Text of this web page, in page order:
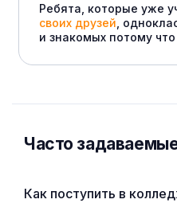
Ребята, которые уже
своих друзей ,
и знакомых потому
Часто
Как поступить в